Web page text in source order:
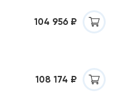
104 956 ₽
108 174 ₽